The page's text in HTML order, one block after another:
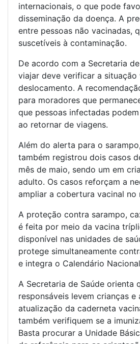
internacionais, o que pode
disseminação da doença. A
entre pessoas não vacinadas,
suscetíveis à contaminação.
De acordo com a Secretaria
viajar deve verificar a situação
deslocamento. A
para moradores que
que pessoas infectadas
ao retornar de viagens.
Além do alerta para o
também registrou dois casos
mês de maio, sendo um em
adulto. Os casos reforçam a
ampliar a cobertura vacinal no
A proteção contra sarampo,
é feita por meio da vacina
disponível nas unidades de
protege simultaneamente
e integra o Calendário
A Secretaria de Saúde orienta
responsáveis levem crianças e
atualização da caderneta
também verifiquem se a
Basta procurar a Unidade